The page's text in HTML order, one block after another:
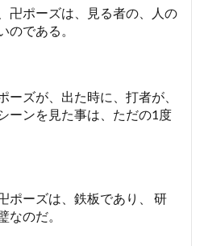
卍ポーズは、見る者の、人の
のである。
ーズが、出た時に、打者が、
ーンを見た事は、ただの1度
ポーズは、鉄板であり、 研
なのだ。